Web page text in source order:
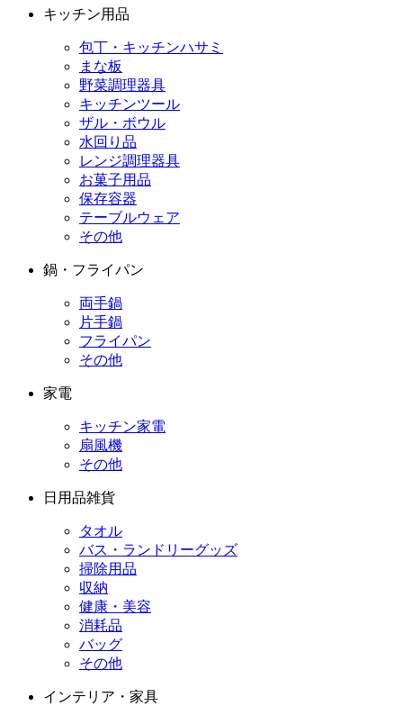
キッチン用品
包丁・キッチンハサミ
まな板
野菜調理器具
キッチンツール
ザル・ボウル
水回り品
レンジ調理器具
お菓子用品
保存容器
テーブルウェア
その他
鍋・フライパン
両手鍋
片手鍋
フライパン
その他
家電
キッチン家電
扇風機
その他
日用品雑貨
タオル
バス・ランドリーグッズ
掃除用品
収納
健康・美容
消耗品
バッグ
その他
インテリア・家具